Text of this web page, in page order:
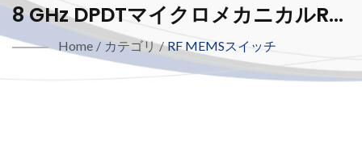
8 GHz DPDTマイクロメカニカルRF
MEMSスイッチ（ESD強化）ループ
バック付き
Home / カテゴリ / RF MEMSスイッチ